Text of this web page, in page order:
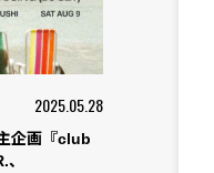
2025.05.28
企画『club